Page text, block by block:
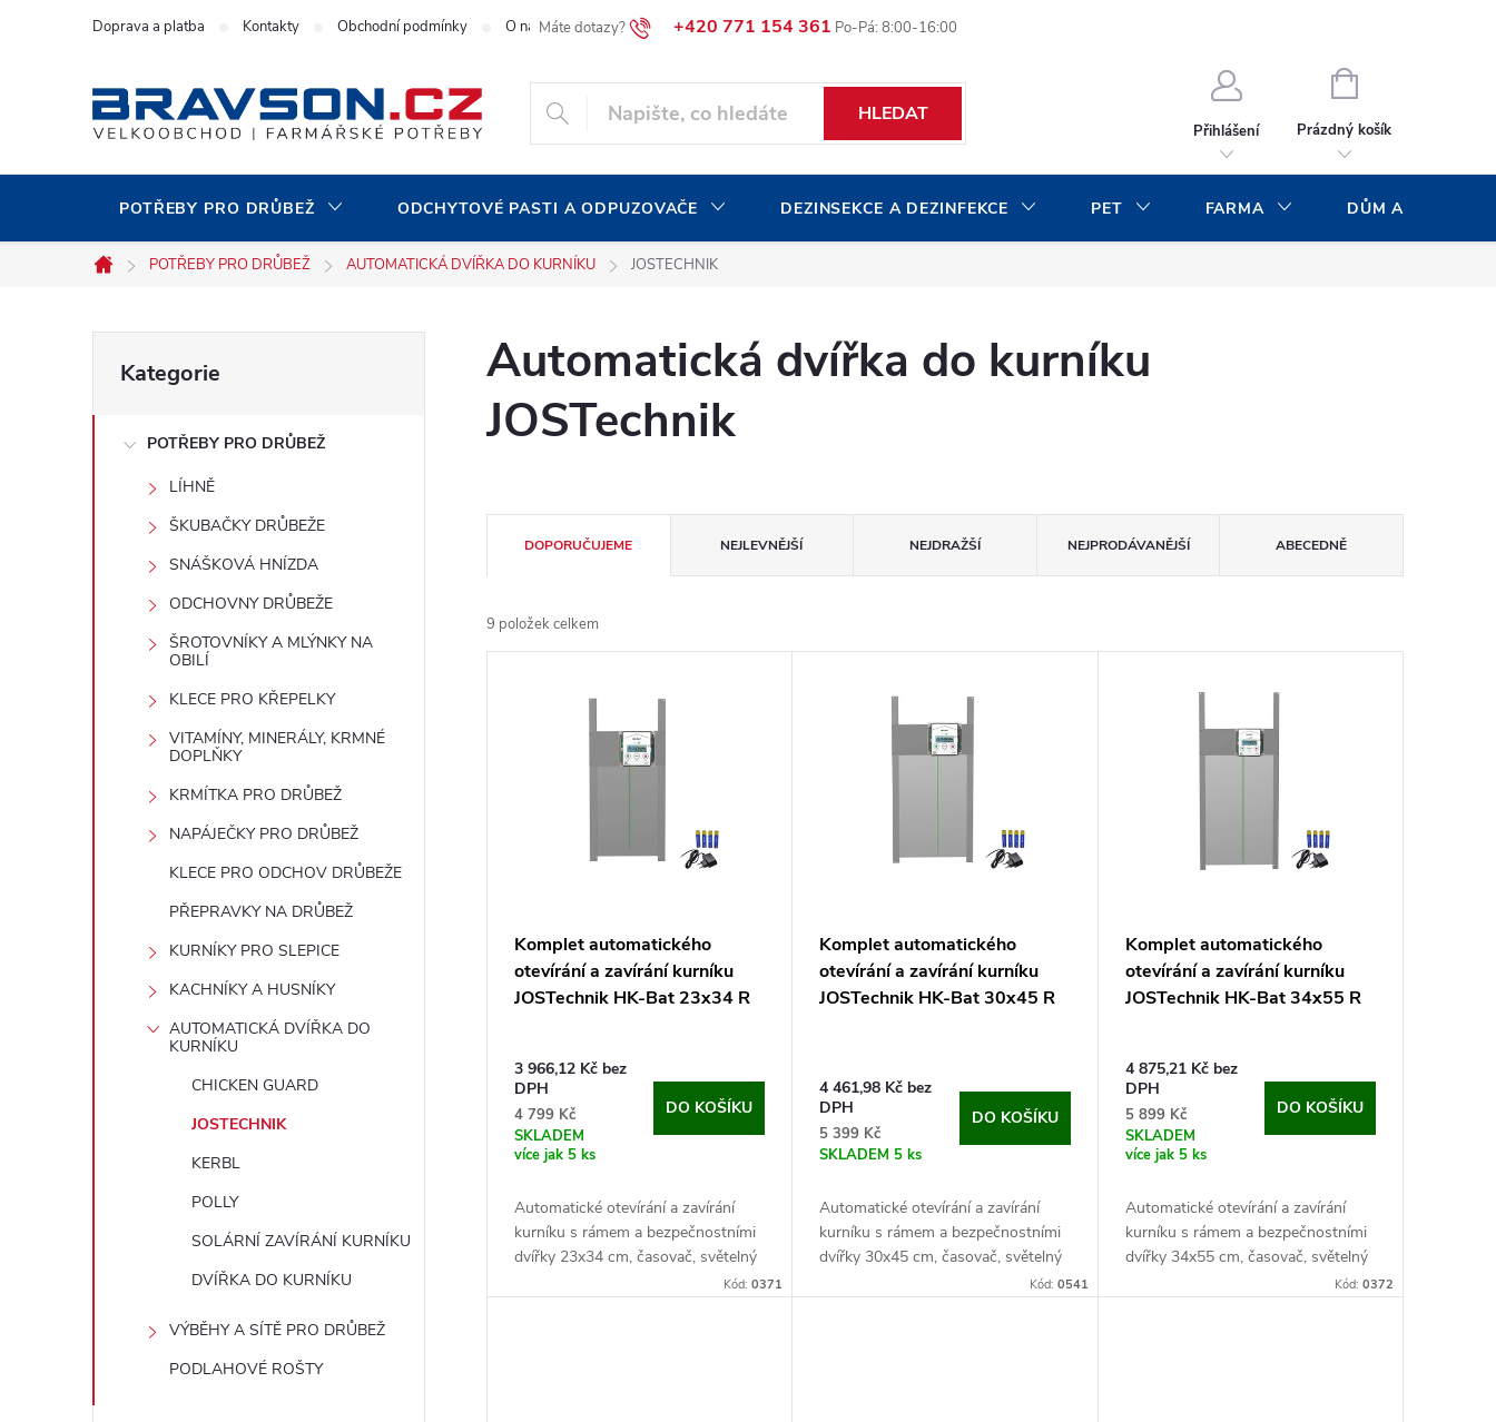
+420 771 154 361
Doprava a platba Kontakty Obchodní podmínky O naší společnosti Blog Volná pracovní místa
HLEDAT
Přihlášení
NÁKUPNÍ
Prázdný košík
POTŘEBY PRO DRŮBEŽ ODCHYTOVÉ PASTI A ODPUZOVAČE DEZINSEKCE A DEZINFEKCE PET FARMA DŮM A ZAHRADA
Domů
POTŘEBY PRO DRŮBEŽ AUTOMATICKÁ DVÍŘKA DO KURNÍKU JOSTECHNIK
o
kategorie
Kategorie
POTŘEBY PRO DRŮBEŽ
LÍHNĚ
ŠKUBAČKY DRŮBEŽE
SNÁŠKOVÁ HNÍZDA
ODCHOVNY DRŮBEŽE
ŠROTOVNÍKY A MLÝNKY NA
OBILÍ
KLECE PRO KŘEPELKY
VITAMÍNY, MINERÁLY, KRMNÉ
DOPLŇKY
KRMÍTKA PRO DRŮBEŽ
NAPÁJEČKY PRO DRŮBEŽ
KLECE PRO ODCHOV DRŮBEŽE
PŘEPRAVKY NA DRŮBEŽ
KURNÍKY PRO SLEPICE
KACHNÍKY A HUSNÍKY
AUTOMATICKÁ DVÍŘKA DO
KURNÍKU
CHICKEN GUARD
JOSTECHNIK
KERBL
POLLY
SOLÁRNÍ ZAVÍRÁNÍ KURNÍKU
DVÍŘKA DO KURNÍKU
VÝBĚHY A SÍTĚ PRO DRŮBEŽ
PODLAHOVÉ ROŠTY
Automatická dvířka do kurníku
JOSTechnik
a
z
DOPORUČUJEME NEJLEVNĚJŠÍ NEJDRAŽŠÍ NEJPRODÁVANĚJŠÍ ABECEDNĚ
9 položek celkem
t
Komplet automatického
otevírání a zavírání kurníku
JOSTechnik HK-Bat 23x34 R
3 966,12 Kč bez
DPH
4 799 Kč
SKLADEM
více jak 5 ks
DO KOŠÍKU
Automatické otevírání a zavírání
kurníku s rámem a bezpečnostními
dvířky 23x34 cm, časovač, světelný
senzor, baterie/6V adaptér. Pokud
Kód:0371
Komplet automatického
otevírání a zavírání kurníku
JOSTechnik HK-Bat 30x45 R
4 461,98 Kč bez
DPH
5 399 Kč
SKLADEM 5 ks
DO KOŠÍKU
Automatické otevírání a zavírání
kurníku s rámem a bezpečnostními
dvířky 30x45 cm, časovač, světelný
senzor, baterie/6V adaptér. Pokud
Kód: 0541
Komplet automatického
otevírání a zavírání kurníku
JOSTechnik HK-Bat 34x55 R
4 875,21 Kč bez
DPH
5 899 Kč
SKLADEM
více jak 5 ks
DO KOŠÍKU
Automatické otevírání a zavírání
kurníku s rámem a bezpečnostními
dvířky 34x55 cm, časovač, světelný
senzor, baterie/6V adaptér. Pokud
Kód: 0372